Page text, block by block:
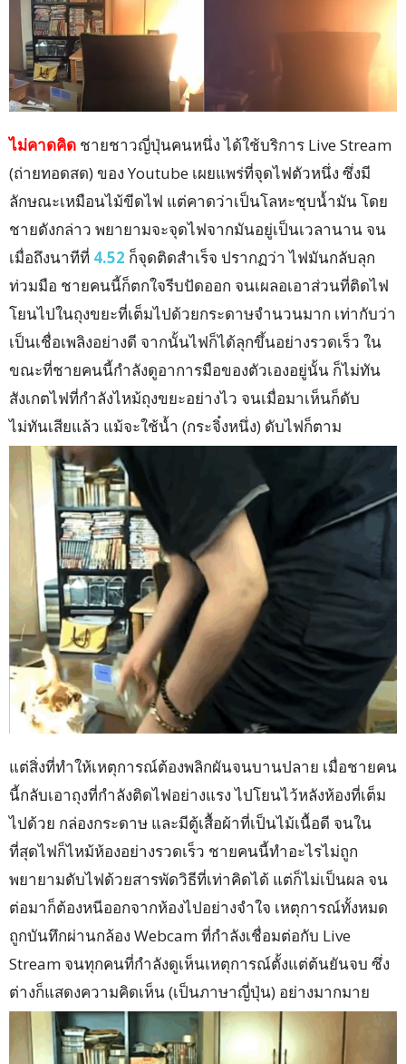
ไม่คาดคิด ชายชาวญี่ปุ่นคนหนึ่ง ได้ใช้บริการ Live Stream
(ถ่ายทอดสด) ของ Youtube เผยแพร่ที่จุดไฟตัวหนึ่ง ซึ่งมี
ลักษณะเหมือนไม้ขีดไฟ แต่คาดว่าเป็นโลหะชุบน้ำมัน โดย
ชายดังกล่าว พยายามจะจุดไฟจากมันอยู่เป็นเวลานาน จน
เมื่อถึงนาทีที่ 4.52 ก็จุดติดสำเร็จ ปรากฏว่า ไฟมันกลับลุก
ท่วมมือ ชายคนนี้ก็ตกใจรีบปัดออก จนเผลอเอาส่วนที่ติดไฟ
โยนไปในถุงขยะที่เต็มไปด้วยกระดาษจำนวนมาก เท่ากับว่า
เป็นเชื่อเพลิงอย่างดี จากนั้นไฟก็ได้ลุกขึ้นอย่างรวดเร็ว ใน
ขณะที่ชายคนนี้กำลังดูอาการมือของตัวเองอยู่นั้น ก็ไม่ทัน
สังเกตไฟที่กำลังไหม้ถุงขยะอย่างไว จนเมื่อมาเห็นก็ดับ
ไม่ทันเสียแล้ว แม้จะใช้น้ำ (กระจิ๋งหนึ่ง) ดับไฟก็ตาม
แต่สิ่งที่ทำให้เหตุการณ์ต้องพลิกผันจนบานปลาย เมื่อชายคน
นี้กลับเอาถุงที่กำลังติดไฟอย่างแรง ไปโยนไว้หลังห้องที่เต็ม
ไปด้วย กล่องกระดาษ และมีตู้เสื้อผ้าที่เป็นไม้เนื้อดี จนใน
ที่สุดไฟก็ไหม้ห้องอย่างรวดเร็ว ชายคนนี้ทำอะไรไม่ถูก
พยายามดับไฟด้วยสารพัดวิธีที่เท่าคิดได้ แต่ก็ไม่เป็นผล จน
ต่อมาก็ต้องหนีออกจากห้องไปอย่างจำใจ เหตุการณ์ทั้งหมด
ถูกบันทึกผ่านกล้อง Webcam ที่กำลังเชื่อมต่อกับ Live
Stream จนทุกคนที่กำลังดูเห็นเหตุการณ์ตั้งแต่ต้นยันจบ ซึ่ง
ต่างก็แสดงความคิดเห็น (เป็นภาษาญี่ปุ่น) อย่างมากมาย